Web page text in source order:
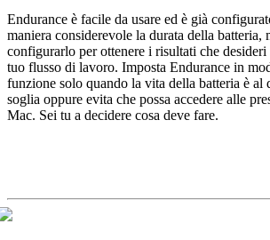
Endurance è facile da usare ed è già
maniera considerevole la durata della batteria,
configurarlo per ottenere i risultati che desideri
tuo flusso di lavoro. Imposta Endurance in
funzione solo quando la vita della batteria è al
soglia oppure evita che possa accedere alle
Mac. Sei tu a decidere cosa deve fare.